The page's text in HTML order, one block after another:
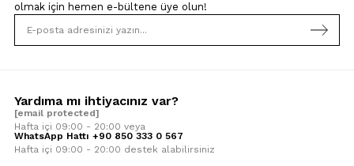
olmak için hemen e-bültene üye olun!
Yardıma mı ihtiyacınız var?
[email protected]
Hafta içi 09:00 - 20:00 veya
WhatsApp Hattı +90 850 333 0 567
Hafta içi 09:00 - 20:00 destek alabilirsiniz